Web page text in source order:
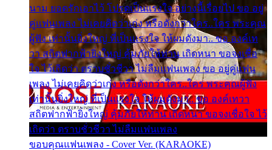
นาม ยอดรักเอาไว้ โปรดเป็นแรงใจ อย่างนี้เรื่อยไป ขอ อยู่
คู่แฟนเพลง ไม่เคยคิดว่าเก่ง หรือดังกว่าใคร..ใคร พระคุณ
ผู้ฟัง เท่านั้นยิ่งใหญ่ ที่เป็นแรงใจ ให้ผมดังมา.. ขอ องค์เท
วา สถิตฟากฟ้ายิ่งใหญ่ คุ้มภัยให้ท่าน เถิดหนา ขอจงเชื่อ
ใจ ไว้เถิดว่า ตราบชั่วชีวา ไม่ลืมแฟนเพลง ขอ อยู่คู่แฟน
เพลง ไม่เคยคิดว่าเก่ง หรือดังกว่าใคร..ใคร พระคุณผู้ฟัง
เท่านั้นยิ่งใหญ่ ที่เป็นแรงใจ ให้ผมดังมา.. ขอ องค์เทวา
สถิตฟากฟ้ายิ่งใหญ่ คุ้มภัยให้ท่าน เถิดหนา ขอจงเชื่อใจ ไว้
เถิดว่า ตราบชั่วชีวา ไม่ลืมแฟนเพลง
ขอบคุณแฟนเพลง - Cover Ver. (KARAOKE)